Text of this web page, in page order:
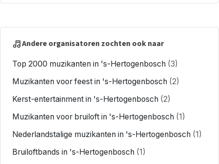
Andere organisatoren zochten ook naar
Top 2000 muzikanten in 's-Hertogenbosch (3)
Muzikanten voor feest in 's-Hertogenbosch (2)
Kerst-entertainment in 's-Hertogenbosch (2)
Muzikanten voor bruiloft in 's-Hertogenbosch (1)
Nederlandstalige muzikanten in 's-Hertogenbosch (1)
Bruiloftbands in 's-Hertogenbosch (1)